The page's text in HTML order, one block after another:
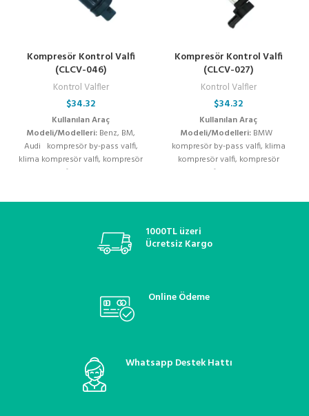
Kompresör Kontrol Valfi
(CLCV-046)
Kontrol Valfler
$34.32
Kullanılan Araç
Modeli/Modelleri: Benz, BM,
Audi kompresör by-pass valfi,
klima kompresör valfi, kompresör
kontrol valfi, klima kompresör
valeo klima valfi, zexel kompresör
yedek parça, kompresör elektrikli
valfi, klima basınç regülatörü,
klima bakım ve onarım
Kompresör Kontrol Valfi
(CLCV-027)
Kontrol Valfler
$34.32
Kullanılan Araç
Modeli/Modelleri: BMW
kompresör by-pass valfi, klima
kompresör valfi, kompresör
kontrol valfi, klima kompresör
valeo klima valfi, zexel kompresör
valfi, zigzel klima valfi, oto klima
yedek parça, kompresör elektrikli
valfi, klima basınç regülatörü,
termostatik kontrol valfi, oto
klima bakım ve onarım
1000TL üzeri
Ücretsiz Kargo
Online Ödeme
Whatsapp Destek Hattı